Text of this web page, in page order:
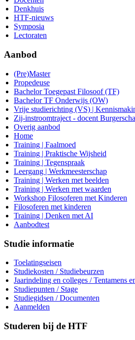
Denkhuis
HTF-nieuws
Symposia
Lectoraten
Aanbod
(Pre)Master
Propedeuse
Bachelor Toegepast Filosoof (TF)
Bachelor TF Onderwijs (OW)
Vrije studierichting (VS) |
Zij-instroomtraject - docent
Overig aanbod
Home
Training | Faalmoed
Training | Praktische Wijsheid
Training | Tegenspraak
Leergang | Werkmeesterschap
Training | Werken met beelden
Training | Werken met waarden
Workshop Filosoferen met Kinderen
Filosoferen met kinderen
Training | Denken met AI
Aanbodtest
Studie informatie
Toelatingseisen
Studiekosten / Studiebeurzen
Jaarindeling en colleges / Tentamens
Studiepunten / Stage
Studiegidsen / Documenten
Aanmelden
Studeren bij de HTF